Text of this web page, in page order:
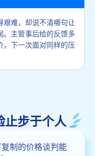
难，却说不清哪句让
主管事后给的反馈多
，下一次面对同样的压
止步于个人
制的价格谈判能